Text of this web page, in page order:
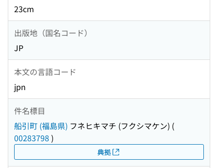
23cm
出版地（国名コード）
JP
本文の言語コード
jpn
件名標目
船引町 (福島県) フネヒキマチ (フクシマケン) (
00283798 )
典拠